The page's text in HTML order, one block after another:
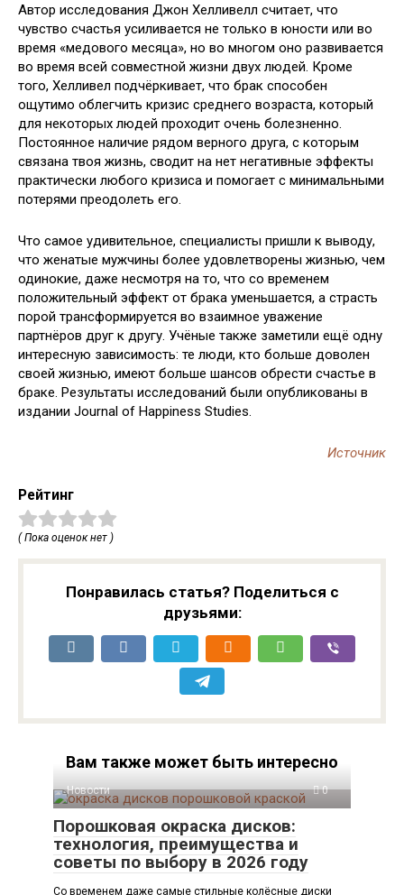
Автор исследования Джон Хелливелл считает, что
чувство счастья усиливается не только в юности или во
время «медового месяца», но во многом оно развивается
во время всей совместной жизни двух людей. Кроме
того, Хелливел подчёркивает, что брак способен
ощутимо облегчить кризис среднего возраста, который
для некоторых людей проходит очень болезненно.
Постоянное наличие рядом верного друга, с которым
связана твоя жизнь, сводит на нет негативные эффекты
практически любого кризиса и помогает с минимальными
потерями преодолеть его.
Что самое удивительное, специалисты пришли к выводу,
что женатые мужчины более удовлетворены жизнью, чем
одинокие, даже несмотря на то, что со временем
положительный эффект от брака уменьшается, а страсть
порой трансформируется во взаимное уважение
партнёров друг к другу. Учёные также заметили ещё одну
интересную зависимость: те люди, кто больше доволен
своей жизнью, имеют больше шансов обрести счастье в
браке. Результаты исследований были опубликованы в
издании Journal of Happiness Studies.
Источник
Рейтинг
( Пока оценок нет )
Понравилась статья? Поделиться с
друзьями:
Вам также может быть интересно
Новости 0
Порошковая окраска дисков:
технология, преимущества и
советы по выбору в 2026 году
Со временем даже самые стильные колёсные диски